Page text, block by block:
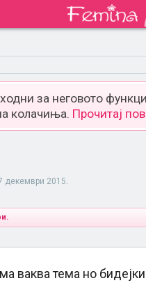
за неговото
колачиња. Прочитај
декември 2015.
ваква тема но